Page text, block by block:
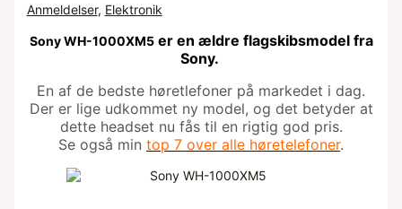
Anmeldelser, Elektronik
Sony WH-1000XM5er en ældre flagskibsmodel fra
Sony.
En af de bedste høretlefoner på markedet i dag.
Der er lige udkommet ny model, og det betyder at
dette headset nu fås til en rigtig god pris.
Se også min top 7 over alle høretelefoner.